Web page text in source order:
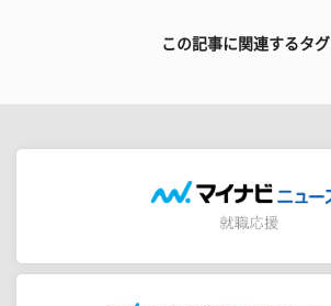
この記事に関連するタグ